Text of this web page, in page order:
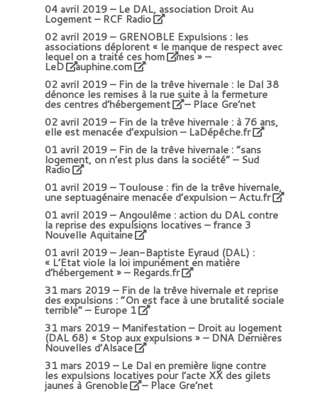
04 avril 2019 –Le DAL, association Droit Au
Logement – RCF Radio
02 avril 2019 – GRENOBLE Expulsions : les
associations déplorent « le manque de respect avec
lequel on a traité ces hom mes » –
LeD
auphine.com
02 avril 2019 –Fin de la trêve hivernale : le Dal 38
dénonce les remises à la rue suite à la fermeture
des centres d’hébergement
– Place Gre’net
02 avril 2019 –Fin de la trêve hivernale : à 76 ans,
elle est menacée d’expulsion – LaDépêche.fr
01 avril 2019 –Fin de la trêve hivernale : “sans
logement, on n’est plus dans la société” – Sud
Radio
01 avril 2019 –Toulouse : fin de la trêve hivernale,
une septuagénaire menacée d’expulsion – Actu.fr
01 avril 2019 –Angoulême : action du DAL contre
la reprise des expulsions locatives – france 3
Nouvelle Aquitaine
01 avril 2019 –Jean-Baptiste Eyraud (DAL) :
« L’Etat viole la loi impunément en matière
d’hébergement » – Regards.fr
31 mars 2019 –Fin de la trêve hivernale et reprise
des expulsions : “On est face à une brutalité sociale
terrible” – Europe 1
31 mars 2019 –Manifestation – Droit au logement
(DAL 68) « Stop aux expulsions » – DNA Dernières
Nouvelles d’Alsace
31 mars 2019 –Le Dal en première ligne contre
les expulsions locatives pour l’acte XX des gilets
jaunes à Grenoble
– Place Gre’net